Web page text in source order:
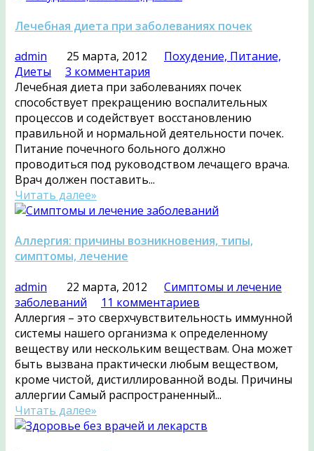
Лечебная диета при заболеваниях почек
admin
25 марта, 2012
Похудение, Питание,
Диеты
3 комментария
Лечебная диета при заболеваниях почек
способствует прекращению воспалительных
процессов и содействует восстановлению
правильной и нормальной деятельности почек.
Питание почечного больного должно
проводиться под руководством лечащего врача.
Врач должен поставить...
Читать далее»
Аллергия: причины возникновения, типы,
симптомы, лечение
admin
22 марта, 2012
Симптомы и лечение
заболеваний
11 комментариев
Аллергия – это сверхчувствительность иммунной
системы нашего организма к определенному
веществу или нескольким веществам. Она может
быть вызвана практически любым веществом,
кроме чистой, дистиллированной воды. Причины
аллергии Самый распространенный...
Читать далее»